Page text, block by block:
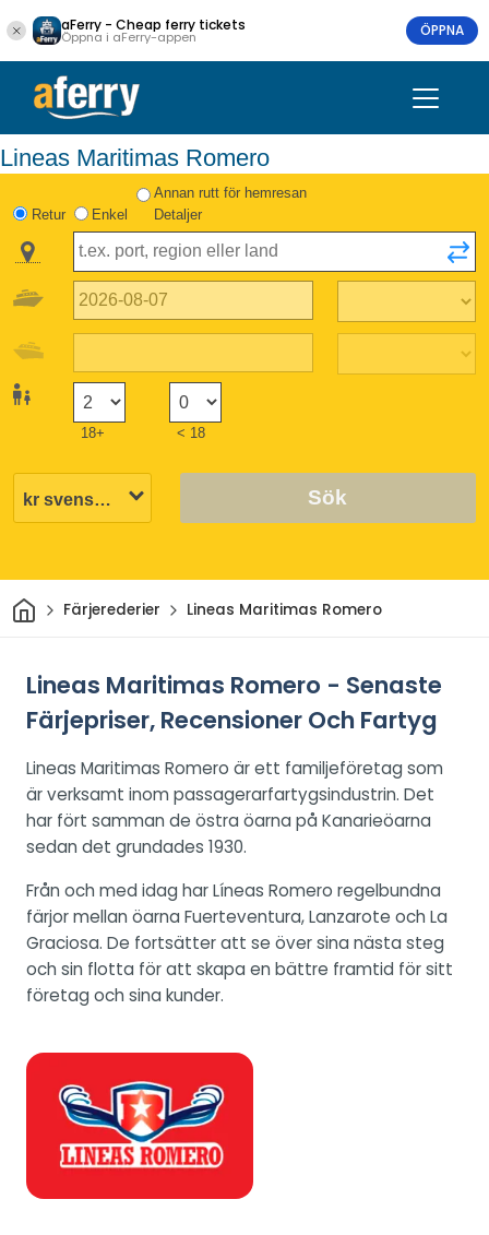
aFerry - Cheap ferry tickets
Öppna i aFerry-appen ÖPPNA
Lineas Maritimas Romero
Retur Enkel
Annan rutt för hemresan
Detaljer
18+ < 18
Sök
HemFärjerederier Lineas Maritimas Romero
Lineas Maritimas Romero - Senaste
Färjepriser, Recensioner Och Fartyg
Lineas Maritimas Romero är ett familjeföretag som
är verksamt inom passagerarfartygsindustrin. Det
har fört samman de östra öarna på Kanarieöarna
sedan det grundades 1930.
Från och med idag har Líneas Romero regelbundna
färjor mellan öarna Fuerteventura, Lanzarote och La
Graciosa. De fortsätter att se över sina nästa steg
och sin flotta för att skapa en bättre framtid för sitt
företag och sina kunder.